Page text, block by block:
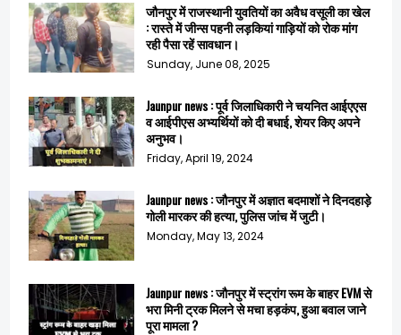
जौनपुर में राजस्थानी युवतियों का अवैध वसूली का खेल
: रास्ते में जीन्स पहनी लड़कियां गाड़ियों को रोक मांग
रही पैसा रहें सावधान।
Sunday, June 08, 2025
Jaunpur news : पूर्व जिलाधिकारी ने चयनित आईएएस
व आईपीएस अभ्यर्थियों को दी बधाई, शेयर किए अपने
अनुभव।
Friday, April 19, 2024
Jaunpur news : जौनपुर में अज्ञात बदमाशों ने दिनदहाड़े
गोली मारकर की हत्या, पुलिस जांच में जुटी।
Monday, May 13, 2024
Jaunpur news : जौनपुर में स्ट्रांग रूम के बाहर EVM से
भरा मिनी ट्रक मिलने से मचा हड़कंप, हुआ बवाल जाने
पूरा मामला ?